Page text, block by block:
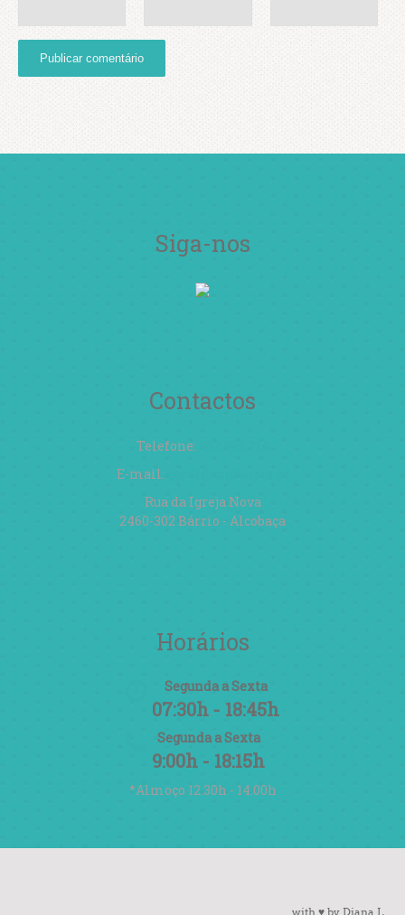
Siga-nos
Contactos
Telefone:
E-mail:
Rua da Igreja Nova
2460-302 Bárrio - Alcobaça
Horários
Segunda a Sexta
07:30h - 18:45h
Segunda a Sexta
9:00h - 18:15h
*Almoço 12.30h - 14.00h
with ♥ by Diana L.